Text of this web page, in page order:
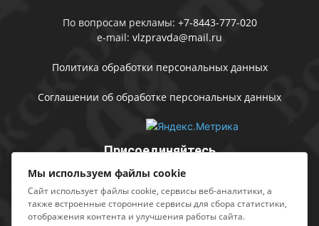
По вопросам рекламы: +7-8443-777-020
e-mail: vlzpravda@mail.ru
Политика обработки персональных данных
Соглашении об обработке персональных данных
Присоединяйтесь
Мы используем файлы cookie
Сайт использует файлы cookie, сервисы веб-аналитики, а
также встроенные сторонние сервисы для сбора статистики,
отображения контента и улучшения работы сайта.